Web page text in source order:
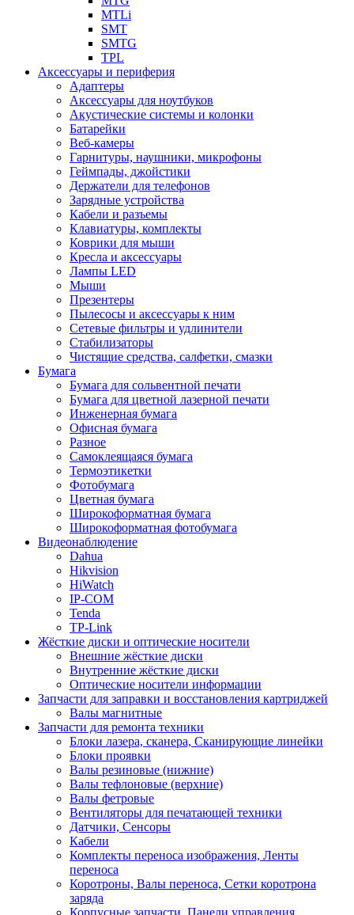
MTLi
SMT
SMTG
TPL
Аксессуары и периферия
Адаптеры
Аксессуары для ноутбуков
Акустические системы и колонки
Батарейки
Веб-камеры
Гарнитуры, наушники, микрофоны
Геймпады, джойстики
Держатели для телефонов
Зарядные устройства
Кабели и разъемы
Клавиатуры, комплекты
Коврики для мыши
Кресла и аксессуары
Лампы LED
Мыши
Презентеры
Пылесосы и аксессуары к ним
Сетевые фильтры и удлинители
Стабилизаторы
Чистящие средства, салфетки, смазки
Бумага
Бумага для сольвентной печати
Бумага для цветной лазерной печати
Инженерная бумага
Офисная бумага
Разное
Самоклеящаяся бумага
Термоэтикетки
Фотобумага
Цветная бумага
Широкоформатная бумага
Широкоформатная фотобумага
Видеонаблюдение
Dahua
Hikvision
HiWatch
IP-COM
Tenda
TP-Link
Жёсткие диски и оптические носители
Внешние жёсткие диски
Внутренние жёсткие диски
Оптические носители информации
Запчасти для заправки и восстановления картриджей
Валы магнитные
Запчасти для ремонта техники
Блоки лазера, сканера, Сканирующие линейки
Блоки проявки
Валы резиновые (нижние)
Валы тефлоновые (верхние)
Валы фетровые
Вентиляторы для печатающей техники
Датчики, Сенсоры
Кабели
Комплекты переноса изображения, Ленты
переноса
Коротроны, Валы переноса, Сетки коротрона
заряда
Корпусные запчасти, Панели управления,